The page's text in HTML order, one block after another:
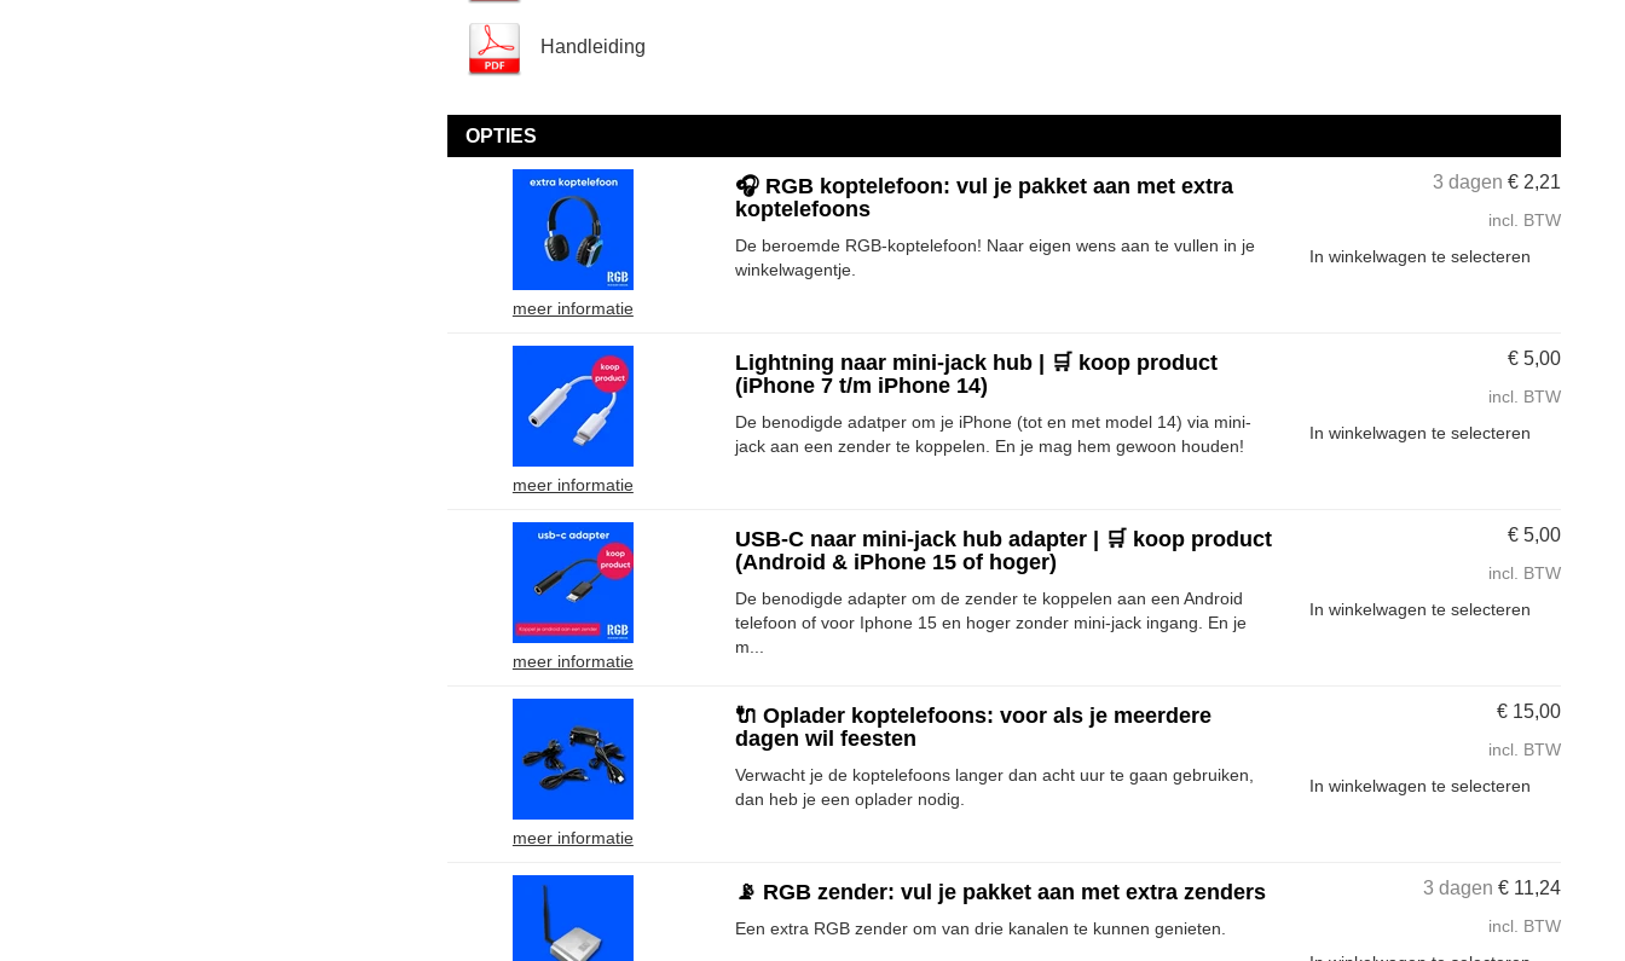
Handleiding
OPTIES
meer informatie
3 dagen € 2,21
incl. BTW
In winkelwagen te selecteren
🎧 RGB koptelefoon: vul je pakket aan met extra
koptelefoons
De beroemde RGB-koptelefoon! Naar eigen wens aan te vullen in je
winkelwagentje.
meer informatie
€ 5,00
incl. BTW
In winkelwagen te selecteren
Lightning naar mini-jack hub | 🛒 koop product
(iPhone 7 t/m iPhone 14)
De benodigde adatper om je iPhone (tot en met model 14) via mini-
jack aan een zender te koppelen. En je mag hem gewoon houden!
meer informatie
€ 5,00
incl. BTW
In winkelwagen te selecteren
USB-C naar mini-jack hub adapter | 🛒 koop product
(Android & iPhone 15 of hoger)
De benodigde adapter om de zender te koppelen aan een Android
telefoon of voor Iphone 15 en hoger zonder mini-jack ingang. En je
m...
meer informatie
€ 15,00
incl. BTW
In winkelwagen te selecteren
🔌 Oplader koptelefoons: voor als je meerdere
dagen wil feesten
Verwacht je de koptelefoons langer dan acht uur te gaan gebruiken,
dan heb je een oplader nodig.
3 dagen € 11,24
incl. BTW
📡 RGB zender: vul je pakket aan met extra zenders
Een extra RGB zender om van drie kanalen te kunnen genieten.